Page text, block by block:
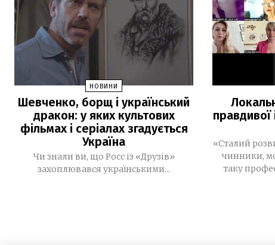
НОВИНИ
Шевченко, борщ і український
дракон: у яких культових
фільмах і серіалах згадується
Україна
Чи знали ви, що Росс із «Друзів»
захоплювався українськими...
«Сталий
чинники,
таку